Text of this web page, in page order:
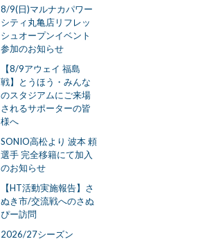
8/9(日)マルナカパワー
シティ丸亀店リフレッ
シュオープンイベント
参加のお知らせ
【8/9アウェイ 福島
戦】とうほう・みんな
のスタジアムにご来場
されるサポーターの皆
様へ
SONIO高松より 波本 頼
選手 完全移籍にて加入
のお知らせ
【HT活動実施報告】さ
ぬき市/交流戦へのさぬ
ぴー訪問
2026/27シーズン